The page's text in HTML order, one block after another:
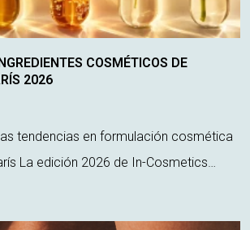
COSMÉTICOS DE
2026
tendencias en formulación cosmética